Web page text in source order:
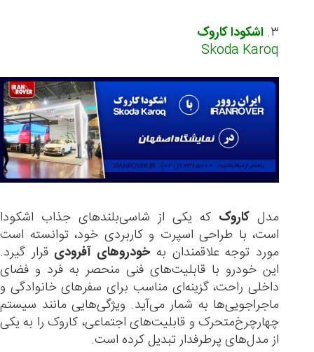
اشکودا کاروک
Skoda Karoq
مدلکاروککه یکی از شاسی‌بلندهای جذاب اشکودا
است، با طراحی اسپرت و کاربردی خود، توانسته است
مورد توجه علاقمندان بهخودروهای آفرودیقرار گیرد.
این خودرو با قابلیت‌های فنی منحصر به فرد و فضای
داخلی راحت، گزینه‌ای مناسب برای سفرهای خانوادگی و
ماجراجویی‌ها به شمار می‌آید. ویژگی‌هایی مانند سیستم
چهارچرخ‌متحرک و قابلیت‌های اجتماعی، کاروک را به یکی
از مدل‌های پرطرفدار تبدیل کرده است.